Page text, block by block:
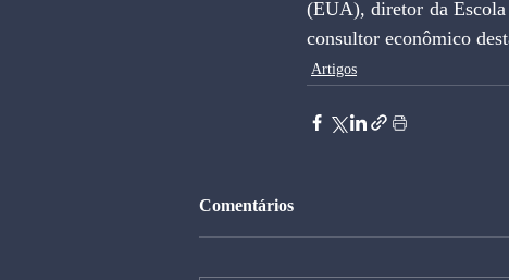
(EUA), diretor da Escola
consultor econômico
Artigos
Comentários